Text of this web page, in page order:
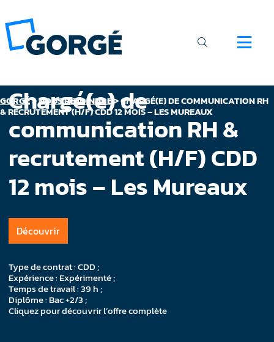
GORGÉ>NOUS REJOINDRE>CHARGÉ(E) DE COMMUNICATION RH
& RECRUTEMENT (H/F) CDD 12 MOIS – LES MUREAUX
Chargé(e) de
communication RH &
recrutement (H/F) CDD
12 mois – Les Mureaux
Découvrir
Type de contrat : CDD ;
Expérience : Expérimenté ;
Temps de travail : 39 h ;
Diplôme : Bac +2/3 ;
Cliquez pour découvrir l’offre complète